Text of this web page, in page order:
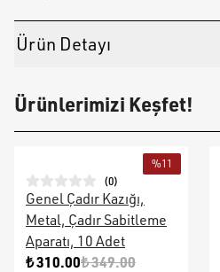
Ürün Detayı
Ürünlerimizi Keşfet!
%11
(0)
Genel Çadır Kazığı,
Metal, Çadır Sabitleme
Aparatı, 10 Adet
₺ 310.00₺ 349.00